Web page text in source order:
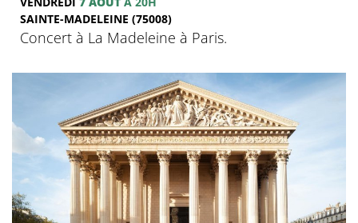
SAINTE-MADELEINE (75008)
Concert à La Madeleine à Paris.